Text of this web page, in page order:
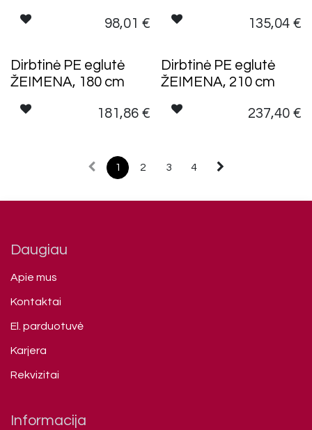
98,01 € 135,04€
Dirbtinė PE eglutė
ŽEIMENA, 180 cm
181,86 €
Dirbtinė PE eglutė
ŽEIMENA, 210 cm
237,40€
1 2 3 4
Daugiau
Apie mus
Kontaktai
El. parduotuvė
Karjera
Rekvizitai
Informacija